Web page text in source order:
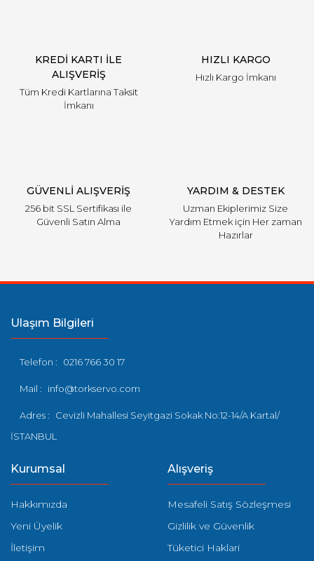
KREDİ KARTI İLE
ALIŞVERİŞ
Tüm Kredi Kartlarına Taksit
İmkanı
HIZLI KARGO
Hızlı Kargo İmkanı
GÜVENLİ ALIŞVERİŞ
256 bit SSL Sertifikası ile
Güvenli Satın Alma
YARDIM & DESTEK
Uzman Ekiplerimiz Size
Yardım Etmek için Her zaman
Hazırlar
Ulaşım Bilgileri
Telefon : 0216 766 30 17
Mail : info@torkservo.com
Adres :
Cevizli Mahallesi Seyitgazi Sokak No:12-14/A Kartal/
İSTANBUL
Kurumsal
Hakkımızda
Yeni Üyelik
İletişim
Alışveriş
Mesafeli Satış Sözleşmesi
Gizlilik ve Güvenlik
Tüketici Haklari